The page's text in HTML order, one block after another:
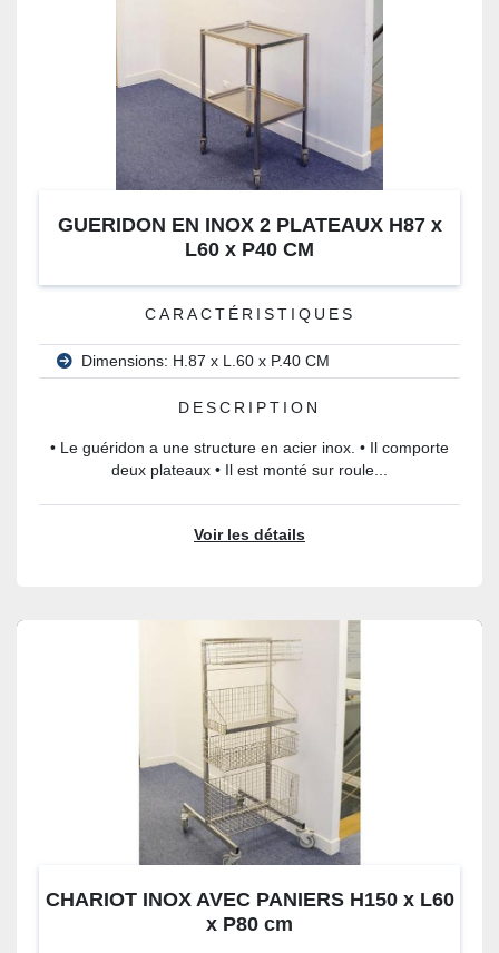
GUERIDON EN INOX 2 PLATEAUX H87 x
L60 x P40 CM
CARACTÉRISTIQUES
Dimensions: H.87 x L.60 x P.40 CM
DESCRIPTION
• Le guéridon a une structure en acier inox. • Il comporte
deux plateaux • Il est monté sur roule...
Voir les détails
CHARIOT INOX AVEC PANIERS H150 x L60
x P80 cm